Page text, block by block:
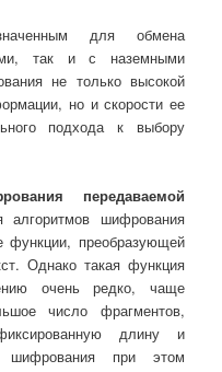
для обмена
так и с наземными
не только высокой
но и скорости ее
подхода к выбору
передаваемой
алгоритмов шифрования
функции, преобразующей
Однако такая функция
очень редко, чаще
число фрагментов,
длину и
шифрования при этом